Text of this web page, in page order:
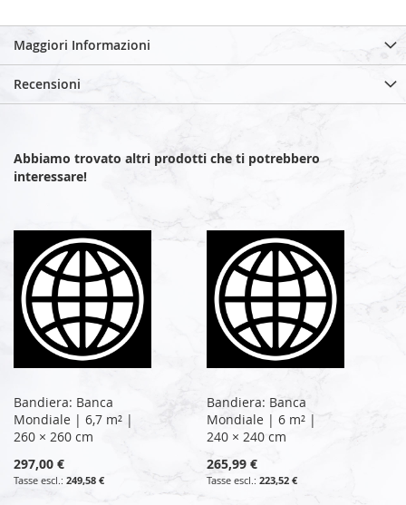
Maggiori Informazioni
Recensioni
Abbiamo trovato altri prodotti che ti potrebbero
interessare!
Bandiera: Banca
Mondiale | 6,7 m² |
260 × 260 cm
297,00 €
249,58 €
Bandiera: Banca
Mondiale | 6 m² |
240 × 240 cm
265,99 €
223,52 €